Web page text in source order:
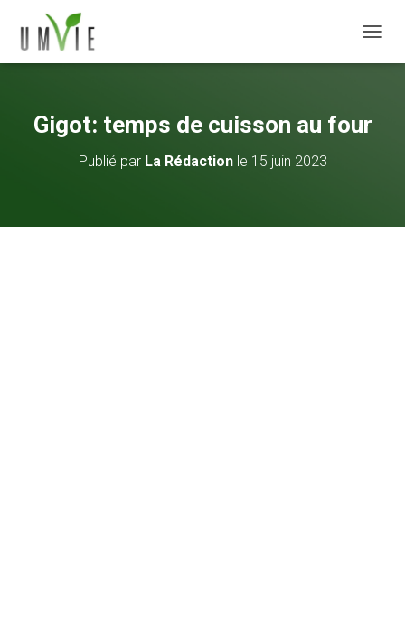
Gigot: temps de cuisson au four
Publié par La Rédactionle 15 juin 2023